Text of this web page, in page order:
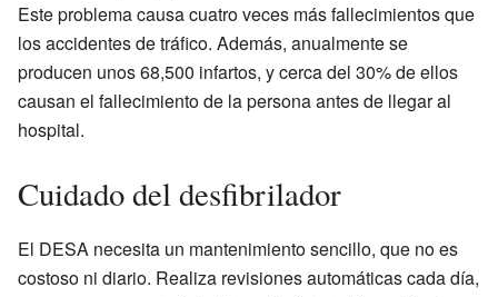
Este problema causa cuatro veces más fallecimientos que
los accidentes de tráfico. Además, anualmente se
producen unos 68,500 infartos, y cerca del 30% de ellos
causan el fallecimiento de la persona antes de llegar al
hospital.
Cuidado del desfibrilador
El DESA necesita un mantenimiento sencillo, que no es
costoso ni diario. Realiza revisiones automáticas cada día,